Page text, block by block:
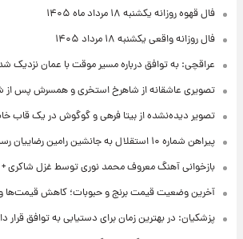
فال قهوه روزانه یکشنبه ۱۸ مرداد ماه ۱۴۰۵
فال روزانه واقعی یکشنبه ۱۸ مرداد ۱۴۰۵
عراقچی: به توافق درباره مسیر موقت با عمان نزدیک
تصویری عاشقانه از شاهرخ استخری و همسرش پس
تصویر دیده‌نشده از بیتا فرهی و گوگوش در یک
پیراهن شماره ۱۰ استقلال به جانشین رامین رضاییان رسید + عکس
بازخوانی آهنگ معروف محمد نوری توسط غزل شاکری +
آخرین وضعیت قیمت برنج و حبوبات؛ کاهش قیمت‌ها
پزشکیان: در بهترین زمان برای دستیابی به توافق قرار